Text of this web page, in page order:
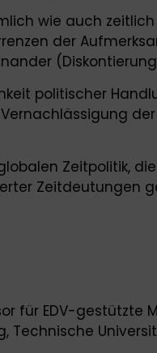
wie auch
der
politischer
der
Zeitpolitik,
Zeitdeutungen
für EDV-gestützte
Technische